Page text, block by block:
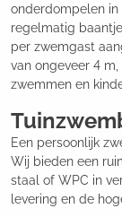
onderdompelen
regelmatig
per zwemgast
van ongeveer 4
zwemmen en
Een persoonlijk
Wij bieden een
staal of WPC in
levering en de